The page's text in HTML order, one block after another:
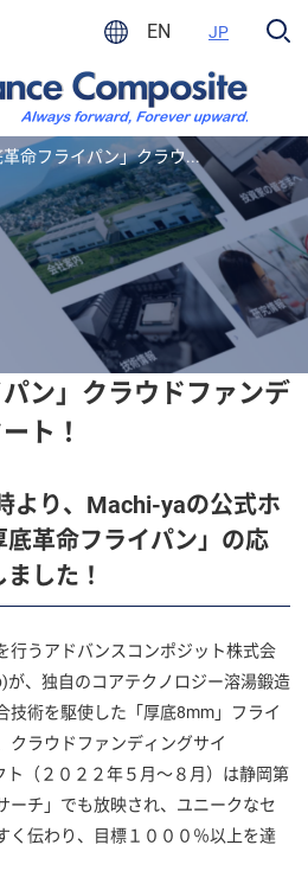
EN JP
革命フライパン」クラウ...
パン」クラウドファンデ
ト！
より、Machi-yaの公式ホ
革命フライパン」の応
した！
行うアドバンスコンポジット株式会
、独自のコアテクノロジー溶湯鍛造
技術を駆使した「厚底8mm」フライ
クラウドファンディングサイ
ト（２０２２年５月～８月）は静岡第
ーチ」でも放映され、ユニークなセ
く伝わり、目標１０００％以上を達